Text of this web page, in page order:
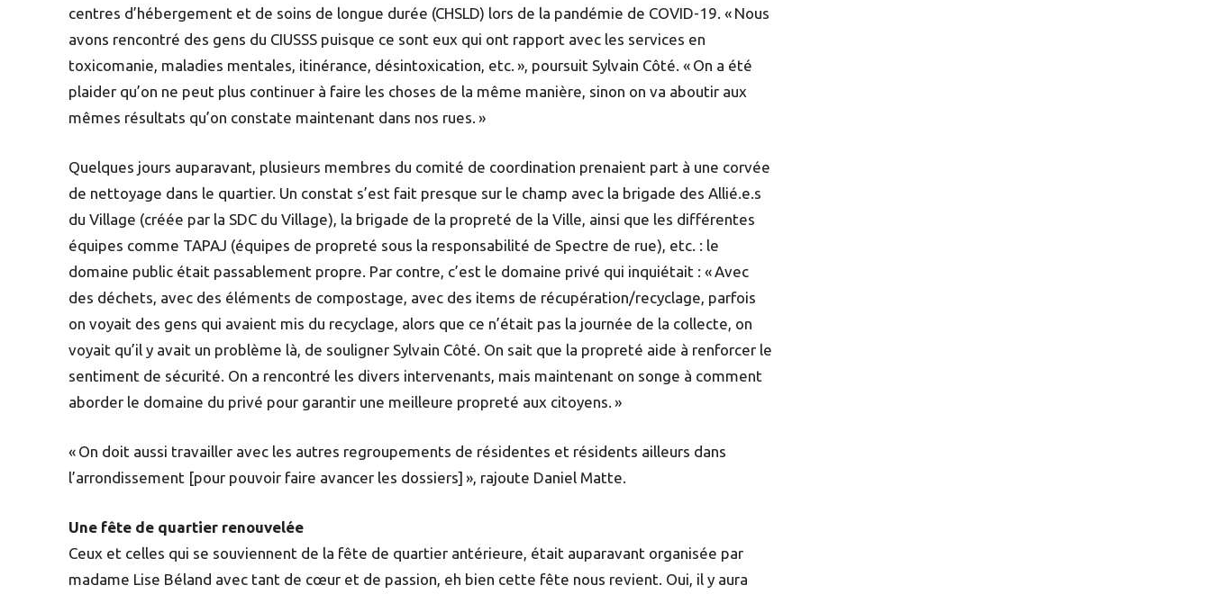
centres d’hébergement et de soins de longue durée (CHSLD) lors de la pandémie de COVID-19. « Nous
avons rencontré des gens du CIUSSS puisque ce sont eux qui ont rapport avec les services en
toxicomanie, maladies mentales, itinérance, désintoxication, etc. », poursuit Sylvain Côté. « On a été
plaider qu’on ne peut plus continuer à faire les choses de la même manière, sinon on va aboutir aux
mêmes résultats qu’on constate maintenant dans nos rues. »
Quelques jours auparavant, plusieurs membres du comité de coordination prenaient part à une corvée
de nettoyage dans le quartier. Un constat s’est fait presque sur le champ avec la brigade des Allié.e.s
du Village (créée par la SDC du Village), la brigade de la propreté de la Ville, ainsi que les différentes
équipes comme TAPAJ (équipes de propreté sous la responsabilité de Spectre de rue), etc. : le
domaine public était passablement propre. Par contre, c’est le domaine privé qui inquiétait : « Avec
des déchets, avec des éléments de compostage, avec des items de récupération/recyclage, parfois
on voyait des gens qui avaient mis du recyclage, alors que ce n’était pas la journée de la collecte, on
voyait qu’il y avait un problème là, de souligner Sylvain Côté. On sait que la propreté aide à renforcer le
sentiment de sécurité. On a rencontré les divers intervenants, mais maintenant on songe à comment
aborder le domaine du privé pour garantir une meilleure propreté aux citoyens. »
« On doit aussi travailler avec les autres regroupements de résidentes et résidents ailleurs dans
l’arrondissement [pour pouvoir faire avancer les dossiers] », rajoute Daniel Matte.
Une fête de quartier renouvelée
Ceux et celles qui se souviennent de la fête de quartier antérieure, était auparavant organisée par
madame Lise Béland avec tant de cœur et de passion, eh bien cette fête nous revient. Oui, il y aura